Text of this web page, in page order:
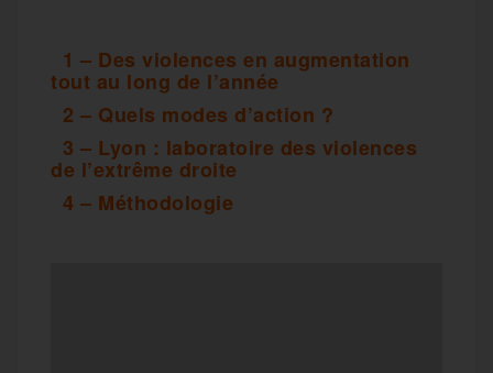
1 – Des violences en augmentation
tout au long de l’année
2 – Quels modes d’action ?
3 – Lyon : laboratoire des violences
de l’extrême droite
4 – Méthodologie